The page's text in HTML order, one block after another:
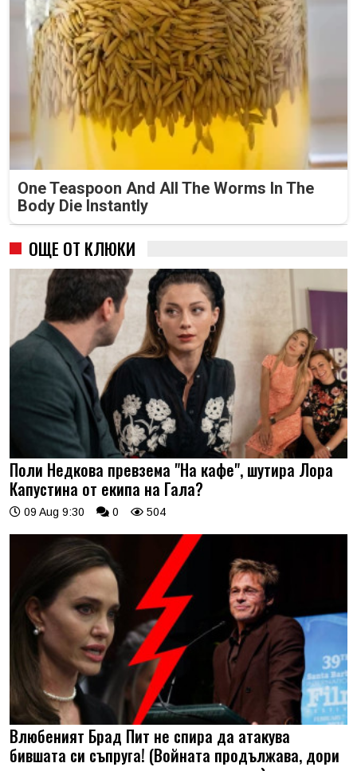
One Teaspoon And All The Worms In The
Body Die Instantly
ОЩЕ ОТ КЛЮКИ
Поли Недкова превзема "На кафе", шутира Лора
Капустина от екипа на Гала?
09 Aug 9:30 0 504
Влюбеният Брад Пит не спира да атакува
бившата си съпруга! (Войната продължава, дори